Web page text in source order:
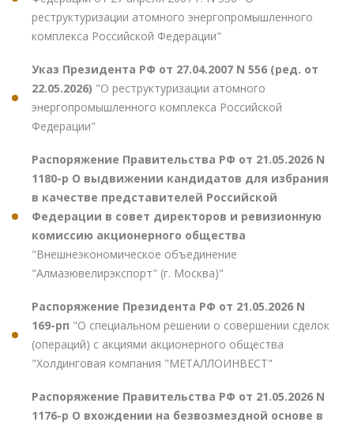
реструктуризации атомного энергопромышленного
комплекса Российской Федерации"
Указ Президента РФ от 27.04.2007 N 556 (ред. от
22.05.2026) "О реструктуризации атомного
энергопромышленного комплекса Российской
Федерации"
Распоряжение Правительства РФ от 21.05.2026 N
1180-р О выдвижении кандидатов для избрания
в качестве представителей Российской
Федерации в совет директоров и ревизионную
комиссию акционерного общества
"Внешнеэкономическое объединение
"Алмазювелирэкспорт" (г. Москва)"
Распоряжение Президента РФ от 21.05.2026 N
169-рп "О специальном решении о совершении сделок
(операций) с акциями акционерного общества
"Холдинговая компания "МЕТАЛЛОИНВЕСТ"
Распоряжение Правительства РФ от 21.05.2026 N
1176-р О вхождении на безвозмездной основе в